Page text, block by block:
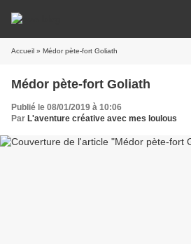
Accueil » Médor pète-fort Goliath
Médor pète-fort Goliath
Publié le 08/01/2019 à 10:06
Par L'aventure créative avec mes loulous